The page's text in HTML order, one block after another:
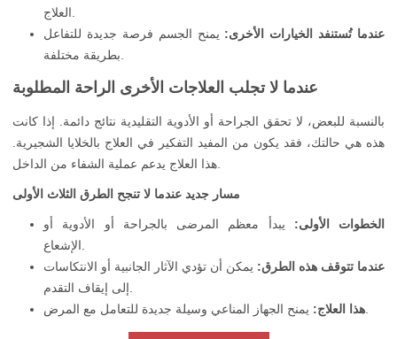
عندما تُستنفد الخيارات الأخرى: يمنح الجسم فرصة جديدة للتفاعل
عندما لا تجلب العلاجات الأخرى الراحة المطلوبة
بالنسبة للبعض، لا تحقق الجراحة أو الأدوية التقليدية نتائج دائمة. إذا كانت
هذه هي حالتك، فقد يكون من المفيد التفكير في العلاج بالخلايا الشجيرية.
مسار جديد عندما لا تنجح الطرق الثلاث الأولى
الخطوات الأولى: يبدأ معظم المرضى بالجراحة أو الأدوية أو
عندما تتوقف هذه الطرق: يمكن أن تؤدي الآثار الجانبية أو الانتكاسات
هذا العلاج: